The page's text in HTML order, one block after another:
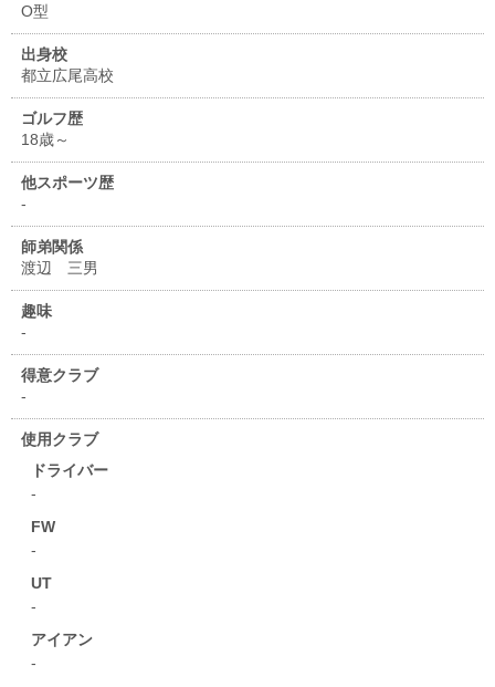
O型
出身校
都立広尾高校
ゴルフ歴
18歳～
他スポーツ歴
-
師弟関係
渡辺 三男
趣味
-
得意クラブ
-
使用クラブ
ドライバー
-
FW
-
UT
-
アイアン
-